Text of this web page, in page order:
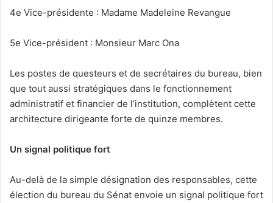
4e Vice-présidente : Madame Madeleine Revangue
5e Vice-président : Monsieur Marc Ona
Les postes de questeurs et de secrétaires du bureau, bien
que tout aussi stratégiques dans le fonctionnement
administratif et financier de l’institution, complètent cette
architecture dirigeante forte de quinze membres.
Un signal politique fort
Au-delà de la simple désignation des responsables, cette
élection du bureau du Sénat envoie un signal politique fort